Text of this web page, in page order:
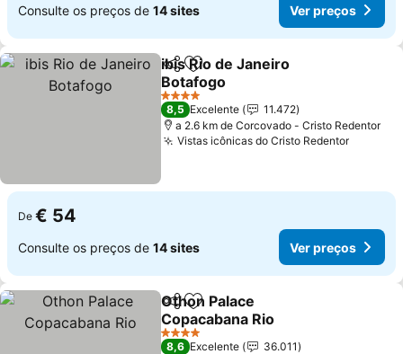
Consulte os preços de 14 sites Ver preços
PartilharAdicionar aos favoritos
ibis Rio de Janeiro
Botafogo
4 Estrelas
8,5 Excelente
11.472
a 2.6 km de Corcovado - Cristo Redentor
Vistas icônicas do Cristo Redentor
De € 54
Consulte os preços de 14 sites Ver preços
PartilharAdicionar aos favoritos
Othon Palace
Copacabana Rio
4 Estrelas
8,6 Excelente
36.011